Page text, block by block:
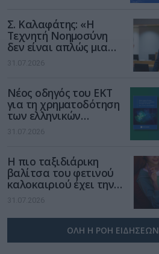
Σ. Καλαφάτης: «Η
Τεχνητή Νοημοσύνη
δεν είναι απλώς μια
νέα τεχνολογία, είναι
μια νέα βιομηχανική
31.07.2026
Νέος οδηγός του ΕΚΤ
για τη χρηματοδότηση
των ελληνικών
επιχειρήσεων στον
χώρο της άμυνας
31.07.2026
Η πιο ταξιδιάρικη
βαλίτσα του φετινού
καλοκαιριού έχει την
υπογραφή της Xiaomi
31.07.2026
ΟΛΗ Η ΡΟΗ ΕΙΔΗΣΕΩΝ